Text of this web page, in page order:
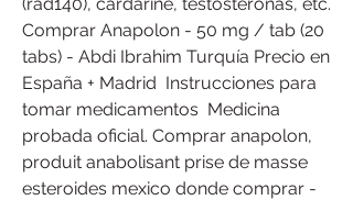
Comprar Anapolon - 50 mg / tab (20
tabs) - Abdi Ibrahim Turquía Precio en
España + Madrid ️ Instrucciones para
tomar medicamentos ️ Medicina
probada oficial. Comprar anapolon,
produit anabolisant prise de masse
esteroides mexico donde comprar -